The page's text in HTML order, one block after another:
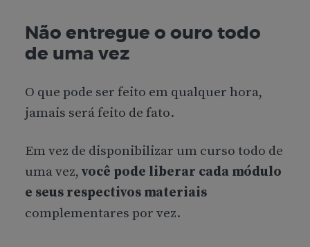
Não entregue o ouro todo
de uma vez
O que pode ser feito em qualquer hora,
jamais será feito de fato.
Em vez de disponibilizar um curso todo de
uma vez,você pode liberar cada módulo
e seus respectivos materiais
complementares por vez.